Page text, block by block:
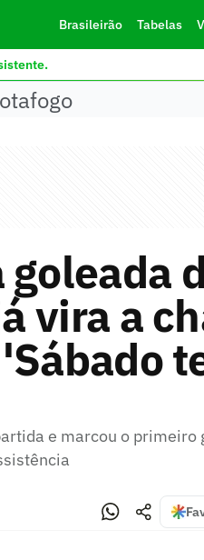
Brasileirão Tabelas
goleada
vira a
e marcou o primeiro